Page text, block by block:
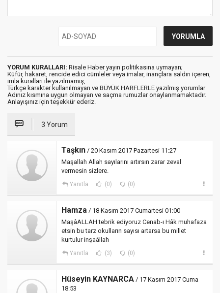
YORUM KURALLARI: Risale Haber yayın politikasına uymayan;
Küfür, hakaret, rencide edici cümleler veya imalar, inançlara saldırı içeren,
imla kuralları ile yazılmamış,
Türkçe karakter kullanılmayan ve BÜYÜK HARFLERLE yazılmış yorumlar
Adınız kısmına uygun olmayan ve saçma rumuzlar onaylanmamaktadır.
Anlayışınız için teşekkür ederiz.
3 Yorum
Taşkın / 20 Kasım 2017 Pazartesi 11:27
Maşallah Allah sayılarını artırsın zarar zeval
vermesin sizlere.
Yanıtla (0) (0)
Hamza / 18 Kasım 2017 Cumartesi 01:00
MaşâALLAH tebrik ediyoruz Cenab-ı Hâk muhafaza
etsin bu tarz okulların sayısı artarsa bu millet
kurtulur inşaâllah
Yanıtla (3) (0)
Hüseyin KAYNARCA / 17 Kasım 2017 Cuma
18:53